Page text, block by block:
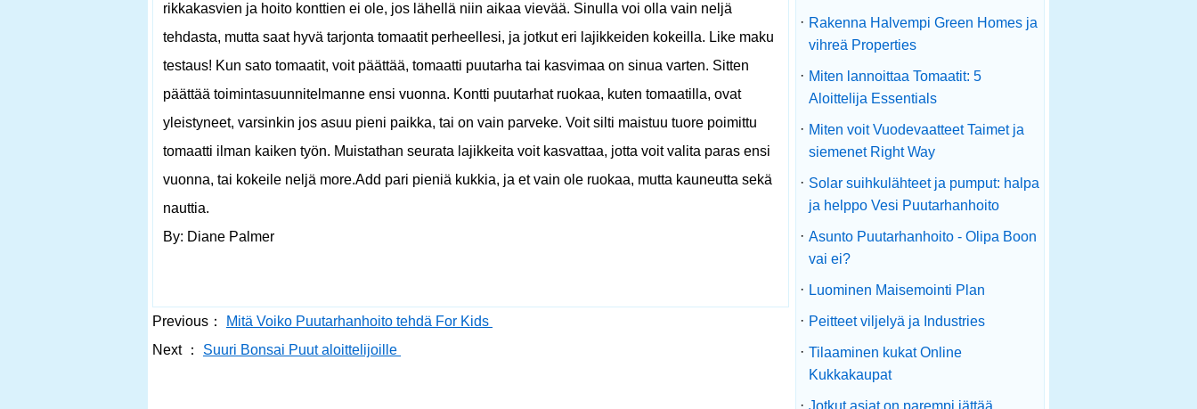
rikkakasvien ja hoito konttien ei ole, jos lähellä niin aikaa vievää. Sinulla voi olla vain neljä
tehdasta, mutta saat hyvä tarjonta tomaatit perheellesi, ja jotkut eri lajikkeiden kokeilla. Like maku
testaus! Kun sato tomaatit, voit päättää, tomaatti puutarha tai kasvimaa on sinua varten. Sitten
päättää toimintasuunnitelmanne ensi vuonna. Kontti puutarhat ruokaa, kuten tomaatilla, ovat
yleistyneet, varsinkin jos asuu pieni paikka, tai on vain parveke. Voit silti maistuu tuore poimittu
tomaatti ilman kaiken työn. Muistathan seurata lajikkeita voit kasvattaa, jotta voit valita paras ensi
vuonna, tai kokeile neljä more.Add pari pieniä kukkia, ja et vain ole ruokaa, mutta kauneutta sekä
nauttia.
By: Diane Palmer
Previous：
Mitä Voiko Puutarhanhoito tehdä For Kids
Next ：
Suuri Bonsai Puut aloittelijoille
· Rakenna Halvempi Green Homes ja
vihreä Properties
· Miten lannoittaa Tomaatit: 5
Aloittelija Essentials
· Miten voit Vuodevaatteet Taimet ja
siemenet Right Way
· Solar suihkulähteet ja pumput: halpa
ja helppo Vesi Puutarhanhoito
· Asunto Puutarhanhoito - Olipa Boon
vai ei?
· Luominen Maisemointi Plan
· Peitteet viljelyä ja Industries
· Tilaaminen kukat Online
Kukkakaupat
· Jotkut asiat on parempi jättää